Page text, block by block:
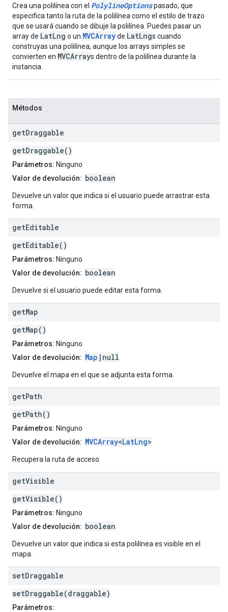
Crea una polilínea con el PolylineOptionspasado, que
especifica tanto la ruta de la polilínea como el estilo de trazo
que se usará cuando se dibuje la polilínea. Puedes pasar un
array de LatLng o un MVCArrayde LatLngs cuando
construyas una polilínea, aunque los arrays simples se
convierten en MVCArrays dentro de la polilínea durante la
instancia.
Métodos
getDraggable
getDraggable()
Parámetros: Ninguno
Valor de devolución: boolean
Devuelve un valor que indica si el usuario puede arrastrar esta
forma.
getEditable
getEditable()
Parámetros: Ninguno
Valor de devolución: boolean
Devuelve si el usuario puede editar esta forma.
getMap
getMap()
Parámetros: Ninguno
Valor de devolución: Map |null
Devuelve el mapa en el que se adjunta esta forma.
getPath
getPath()
Parámetros: Ninguno
Valor de devolución: MVCArray<LatLng>
Recupera la ruta de acceso.
getVisible
getVisible()
Parámetros: Ninguno
Valor de devolución: boolean
Devuelve un valor que indica si esta polilínea es visible en el
mapa.
setDraggable
setDraggable(draggable)
Parámetros: